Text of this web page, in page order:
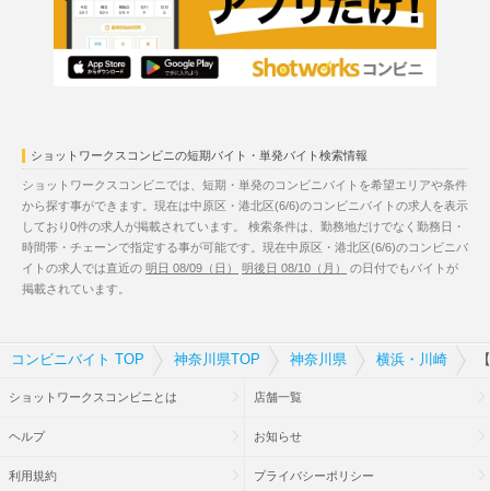
ショットワークスコンビニの短期バイト・単発バイト検索情報
ショットワークスコンビニでは、短期・単発のコンビニバイトを希望エリアや条件
から探す事ができます。現在は中原区・港北区(6/6)のコンビニバイトの求人を表示
しており0件の求人が掲載されています。 検索条件は、勤務地だけでなく勤務日・
時間帯・チェーンで指定する事が可能です。現在中原区・港北区(6/6)のコンビニバ
イトの求人では直近の 明日 08/09（日） 明後日 08/10（月）
の日付でもバイトが
掲載されています。
コンビニバイト TOP 神奈川県TOP 神奈川県 横浜・川崎
ショットワークスコンビニとは 店舗一覧
ヘルプ お知らせ
利用規約 プライバシーポリシー